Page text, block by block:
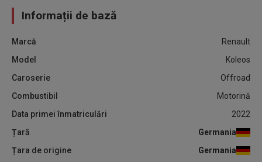
Informații de bază
Marcă
Renault
Model
Koleos
Caroserie
Offroad
Combustibil
Motorină
Data primei înmatriculări
2022
Țară
Germania
Țara de origine
Germania